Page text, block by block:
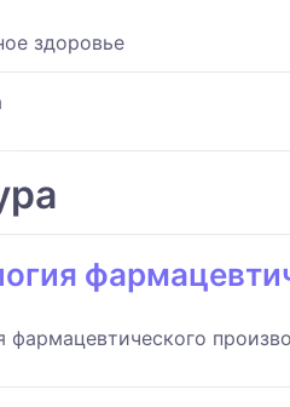
здоровье
фармацевтического